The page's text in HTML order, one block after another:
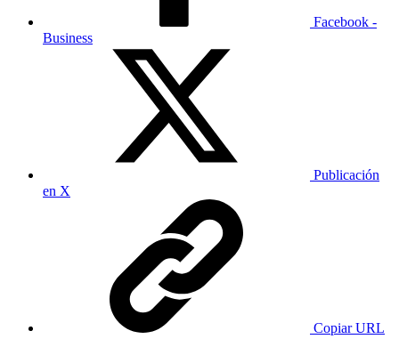
Facebook -
Business
Publicación
en X
Copiar URL